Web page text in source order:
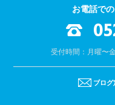
お電話で
受付時間：月曜〜
ブロ